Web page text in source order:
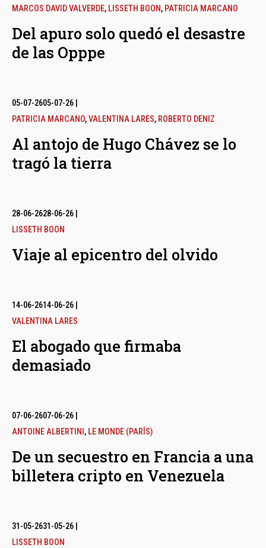
MARCOS DAVID VALVERDE, LISSETH BOON, PATRICIA MARCANO
Del apuro solo quedó el desastre
de las Opppe
05-07-2605-07-26
PATRICIA MARCANO,VALENTINA LARES, ROBERTO DENIZ
Al antojo de Hugo Chávez se lo
tragó la tierra
28-06-2628-06-26
LISSETH BOON
Viaje al epicentro del olvido
14-06-2614-06-26
VALENTINA LARES
El abogado que firmaba
demasiado
07-06-2607-06-26
ANTOINE ALBERTINI , LE MONDE (PARÍS)
De un secuestro en Francia a una
billetera cripto en Venezuela
31-05-2631-05-26
LISSETH BOON